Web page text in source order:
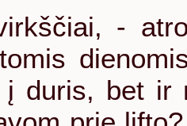
-
į duris, bet ir